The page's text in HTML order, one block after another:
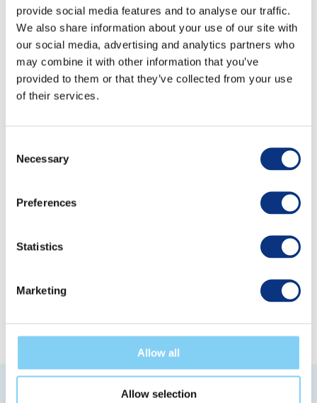
provide social media features and to analyse our traffic.
We also share information about your use of our site with
our social media, advertising and analytics partners who
may combine it with other information that you’ve
provided to them or that they’ve collected from your use
of their services.
Selection
Necessary
Preferences
Statistics
Marketing
Allow all
Allow selection
Ilość miejsc jest ograniczona! Decyduje kolejność
zgłoszeń.
Z uwagi na duże zainteresowanie obowiązuje limit
2 uczestników z jednej firmy.
O udzielaniu informacji zwrotnej opowie nasz
, Prezes Zarządu
doświadczeniem.